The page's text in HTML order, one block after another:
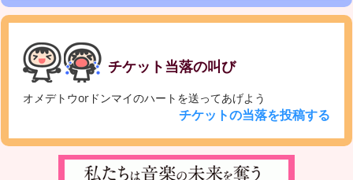
チケット当落の叫び
オメデトウorドンマイのハートを送ってあげよう
チケットの当落を投稿する